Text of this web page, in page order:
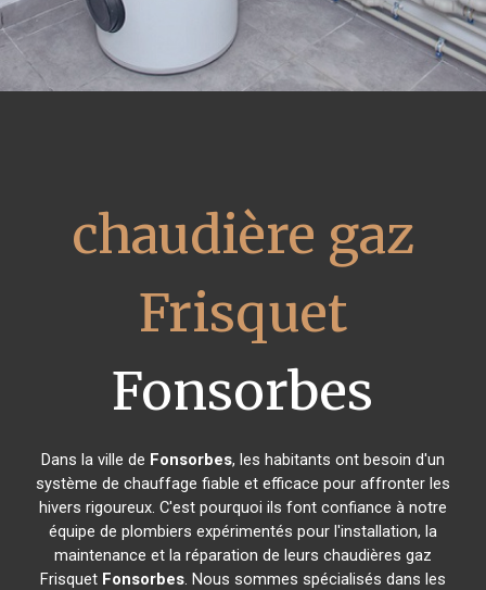
chaudière gaz
Frisquet
Fonsorbes
Dans la ville de Fonsorbes, les habitants ont besoin d'un
système de chauffage fiable et efficace pour affronter les
hivers rigoureux. C'est pourquoi ils font confiance à notre
équipe de plombiers expérimentés pour l'installation, la
maintenance et la réparation de leurs chaudières gaz
Frisquet Fonsorbes. Nous sommes spécialisés dans les